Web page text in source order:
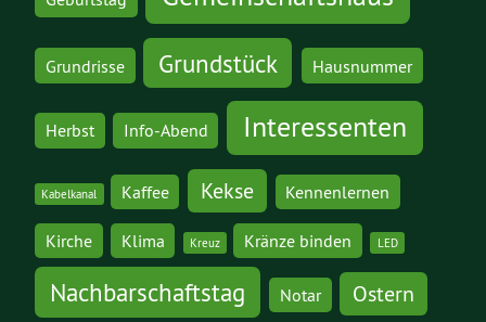
Grundrisse Grundstück Hausnummer
Herbst Info-Abend Interessenten
Kabelkanal Kaffee Kekse Kennenlernen
Kirche Klima Kreuz Kränze binden LED
Nachbarschaftstag Notar Ostern